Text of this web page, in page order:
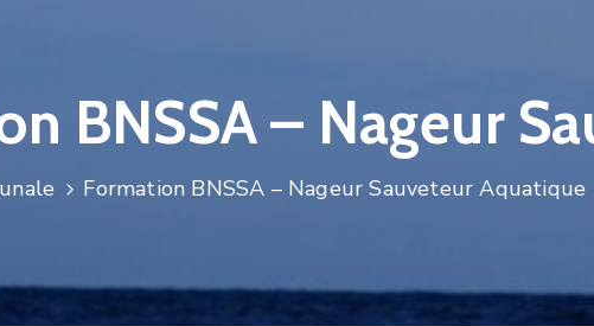
BNSSA – Nageur
Formation BNSSA – Nageur Sauveteur Aquatique